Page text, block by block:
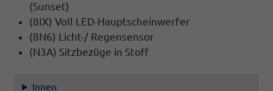
(Sunset)
(8IX) Voll LED-Hauptscheinwerfer
(8N6) Licht-/ Regensensor
(N3A) Sitzbezüge in Stoff
Innen